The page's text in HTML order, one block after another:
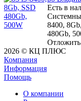
Есть в
8400,
480Gb,
Отложить
2026 © КЦ ПЛЮС
Компания
Информация
Помощь
О компании